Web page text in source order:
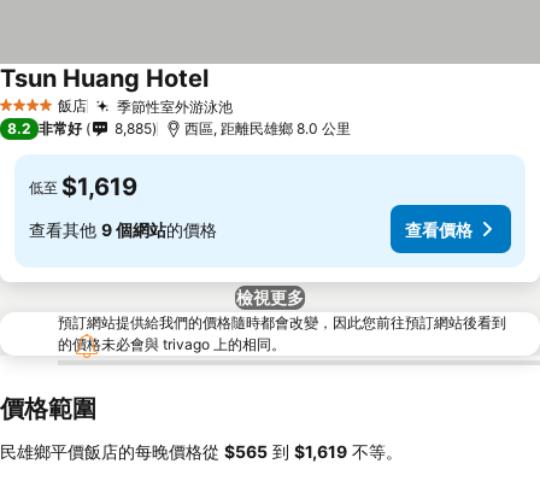
4 星級 飯店 季節性室外游泳池
Tsun Huang Hotel
8.2 非常好 8,885 西區, 距離民雄鄉 8.0 公里
低至 $1,619
查看其他 9 個網站的價格 查看價格
檢視更多
預訂網站提供給我們的價格隨時都會改變，因此您前往預訂網站後看到
的價格未必會與 trivago 上的相同。
價格範圍
民雄鄉平價飯店的每晚價格從 ‎$565 到 ‎$1,619 不等。